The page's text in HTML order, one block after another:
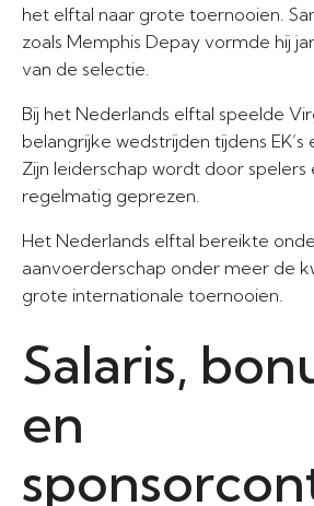
het elftal naar grote toernooien.
zoals Memphis Depay vormde hij
van de selectie.
Bij het Nederlands elftal speelde
belangrijke wedstrijden tijdens
Zijn leiderschap wordt door spelers
regelmatig geprezen.
Het Nederlands elftal bereikte
aanvoerderschap onder meer de
grote internationale toernooien.
Salaris,
en